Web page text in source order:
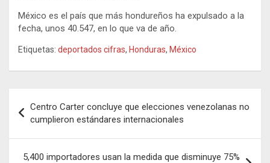
México es el país que más hondureños ha expulsado a la
fecha, unos 40.547, en lo que va de año.
Etiquetas: deportados cifras, Honduras, México
de
entradas
Centro Carter concluye que elecciones venezolanas no
cumplieron estándares internacionales
5,400 importadores usan la medida que disminuye 75%